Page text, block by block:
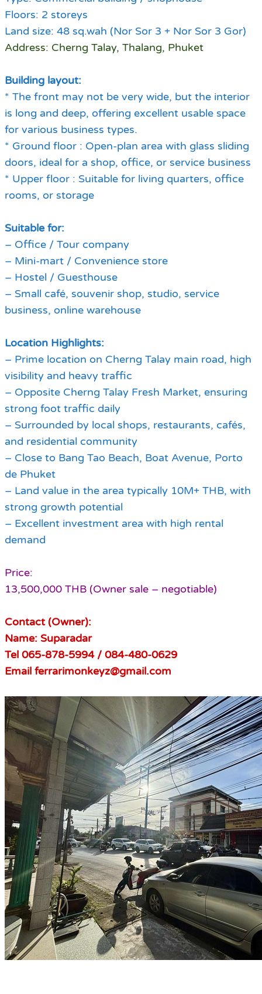
Floors: 2 storeys
Land size: 48 sq.wah (Nor Sor 3 + Nor Sor 3 Gor)
Address: Cherng Talay, Thalang, Phuket
Building layout:
* The front may not be very wide, but the interior
is long and deep, offering excellent usable space
for various business types.
* Ground floor : Open-plan area with glass sliding
doors, ideal for a shop, office, or service business
* Upper floor : Suitable for living quarters, office
rooms, or storage
Suitable for:
– Office / Tour company
– Mini-mart / Convenience store
– Hostel / Guesthouse
– Small café, souvenir shop, studio, service
business, online warehouse
Location Highlights:
– Prime location on Cherng Talay main road, high
visibility and heavy traffic
– Opposite Cherng Talay Fresh Market, ensuring
strong foot traffic daily
– Surrounded by local shops, restaurants, cafés,
and residential community
– Close to Bang Tao Beach, Boat Avenue, Porto
de Phuket
– Land value in the area typically 10M+ THB, with
strong growth potential
– Excellent investment area with high rental
demand
Price:
13,500,000 THB (Owner sale – negotiable)
Contact (Owner):
Name: Suparadar
Tel 065-878-5994 / 084-480-0629
Email ferrarimonkeyz@gmail.com